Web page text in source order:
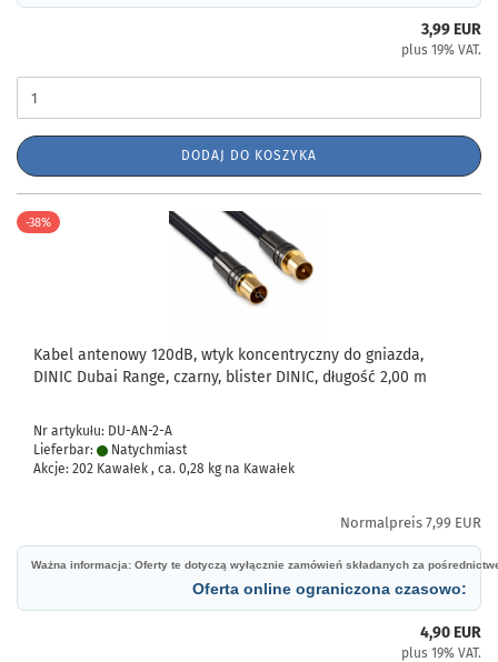
3,99 EUR
plus 19% VAT.
DODAJ DO KOSZYKA
-38%
Kabel antenowy 120dB, wtyk koncentryczny do gniazda,
DINIC Dubai Range, czarny, blister DINIC, długość 2,00 m
Nr artykułu: DU-AN-2-A
Lieferbar:
Natychmiast
Akcje: 202 Kawałek , ca. 0,28 kg na Kawałek
Normalpreis 7,99 EUR
Ważna informacja: Oferty te dotyczą wyłącznie zamówień składanych za
Oferta online ograniczona czasowo:
4,90 EUR
plus 19% VAT.